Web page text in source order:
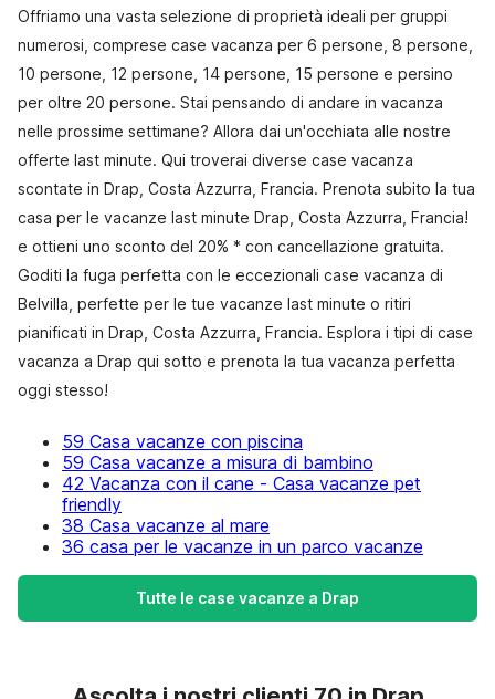
Offriamo una vasta selezione di proprietà ideali per gruppi
numerosi, comprese case vacanza per 6 persone, 8 persone,
10 persone, 12 persone, 14 persone, 15 persone e persino
per oltre 20 persone. Stai pensando di andare in vacanza
nelle prossime settimane? Allora dai un'occhiata alle nostre
offerte last minute. Qui troverai diverse case vacanza
scontate in Drap, Costa Azzurra, Francia. Prenota subito la tua
casa per le vacanze last minute Drap, Costa Azzurra, Francia!
e ottieni uno sconto del 20% * con cancellazione gratuita.
Goditi la fuga perfetta con le eccezionali case vacanza di
Belvilla, perfette per le tue vacanze last minute o ritiri
pianificati in Drap, Costa Azzurra, Francia. Esplora i tipi di case
vacanza a Drap qui sotto e prenota la tua vacanza perfetta
oggi stesso!
59 Casa vacanze con piscina
59 Casa vacanze a misura di bambino
42 Vacanza con il cane - Casa vacanze pet
friendly
38 Casa vacanze al mare
36 casa per le vacanze in un parco vacanze
Tutte le case vacanze a Drap